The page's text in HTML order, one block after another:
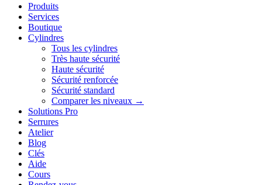
Produits
Services
Boutique
Cylindres
Tous les cylindres
Très haute sécurité
Haute sécurité
Sécurité renforcée
Sécurité standard
Comparer les niveaux →
Solutions Pro
Serrures
Atelier
Blog
Clés
Aide
Cours